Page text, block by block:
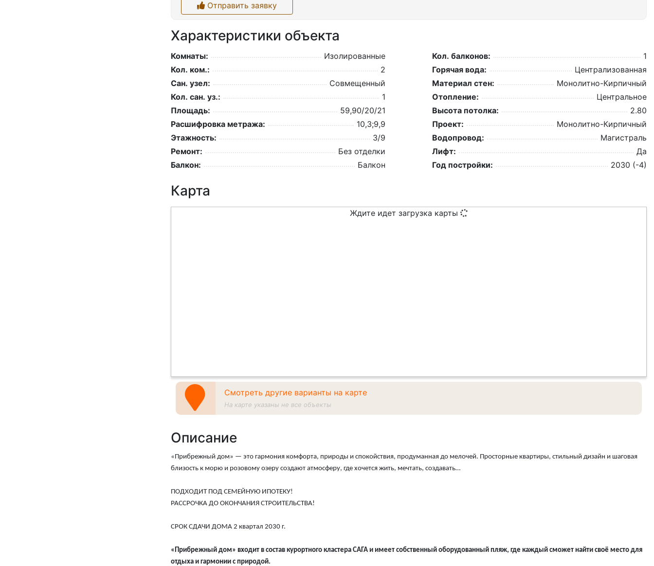
Отправить заявку
Характеристики объекта
Комнаты:
Изолированные
Кол. ком.:
2
Сан. узел:
Совмещенный
Кол. сан. уз.:
1
Площадь:
59,90/20/21
Расшифровка метража:
10,3;9,9
Этажность:
3/9
Ремонт:
Без отделки
Балкон:
Балкон
Кол. балконов:
1
Горячая вода:
Централизованная
Материал стен:
Монолитно-Кирпичный
Отопление:
Центральное
Высота потолка:
2.80
Проект:
Монолитно-Кирпичный
Водопровод:
Магистраль
Лифт:
Да
Год постройки:
2030 (-4)
Карта
Ждите идет загрузка карты
Смотреть другие варианты на карте
На карте указаны не все объекты
Описание
«Прибрежный дом» — это гармония комфорта, природы и спокойствия, продуманная до мелочей. Просторные квартиры, стильный дизайн и шаговая
близость к морю и розовому озеру создают атмосферу, где хочется жить, мечтать, создавать…
ПОДХОДИТ ПОД СЕМЕЙНУЮ ИПОТЕКУ!
РАССРОЧКА ДО ОКОНЧАНИЯ СТРОИТЕЛЬСТВА!
СРОК СДАЧИ ДОМА 2 квартал 2030 г.
«Прибрежный дом» входит в состав курортного кластера САГА и имеет собственный оборудованный пляж, где каждый сможет найти своё место для
отдыха и гармонии с природой.